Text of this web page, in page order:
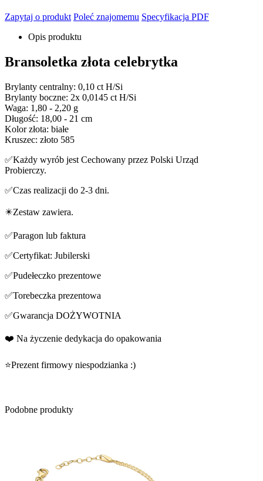
Zapytaj o produkt Poleć znajomemu Specyfikacja PDF
Opis produktu
Bransoletka złota celebrytka
Brylanty centralny: 0,10 ct H/Si
Brylanty boczne: 2x 0,0145 ct H/Si
Waga: 1,80 - 2,20 g
Długość: 18,00 - 21 cm
Kolor złota: białe
Kruszec: złoto 585
✅Każdy wyrób jest Cechowany przez Polski Urząd
Probierczy.
✅Czas realizacji do 2-3 dni.
✴️Zestaw zawiera.
✅Paragon lub faktura
✅Certyfikat: Jubilerski
✅Pudełeczko prezentowe
✅Torebeczka prezentowa
✅Gwarancja DOŻYWOTNIA
❤️ Na życzenie dedykacja do opakowania
⭐Prezent firmowy niespodzianka :)
Podobne produkty